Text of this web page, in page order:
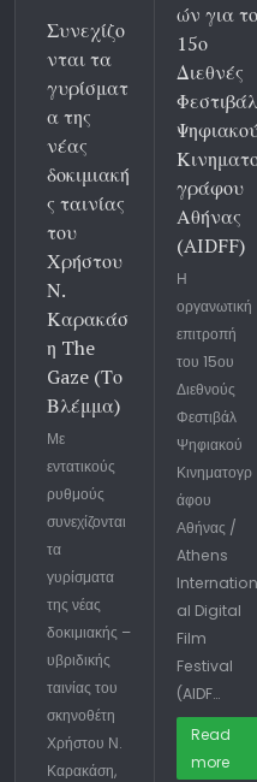
Συνεχίζο
νται τα
γυρίσματ
α της
νέας
δοκιμιακή
ς ταινίας
του
Χρήστου
Ν.
Καρακάσ
η The
Gaze (Το
Βλέμμα)
Με
εντατικούς
ρυθμούς
συνεχίζονται
τα
γυρίσματα
της νέας
δοκιμιακής –
υβριδικής
ταινίας του
σκηνοθέτη
Χρήστου Ν.
Καρακάση,
ών για το
15ο
Διεθνές
Φεστιβάλ
γράφου
Αθήνας
(AIDFF)
Η
οργανωτική
επιτροπή
του 15ου
Διεθνούς
Φεστιβάλ
Ψηφιακού
Κινηματογρ
άφου
Αθήνας /
Athens
Internation
al Digital
Film
Festival
(AIDF…
Read
more